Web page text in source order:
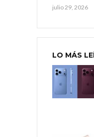
julio 29, 2026
LO MÁS